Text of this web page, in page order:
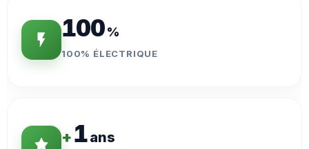
100%
100% ÉLECTRIQUE
+1ans